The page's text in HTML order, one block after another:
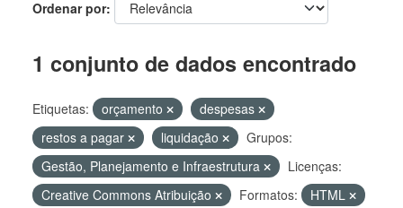
Ordenar por
1 conjunto de dados encontrado
Etiquetas: orçamento
despesas
restos a pagar
liquidação
Grupos:
Gestão, Planejamento e Infraestrutura
Licenças:
Creative Commons Atribuição
Formatos:
HTML